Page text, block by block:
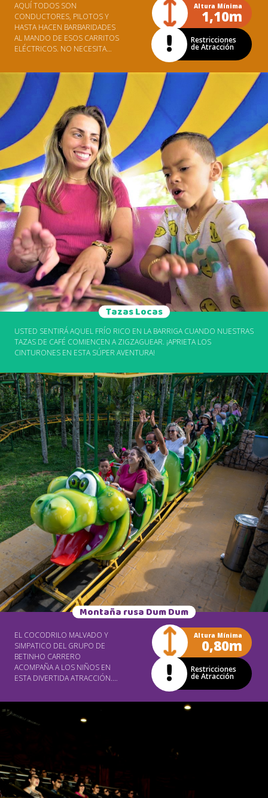
AQUÍ TODOS SON
CONDUCTORES, PILOTOS Y
HASTA HACEN BARBARIDADES
AL MANDO DE ESOS CARRITOS
ELÉCTRICOS. NO NECESITA
SÓLO DE MUCHO CORAJE.
Altura Mínima
1,10m
Restricciones
de Atracción
Tazas Locas
USTED SENTIRÁ AQUEL FRÍO RICO EN LA BARRIGA CUANDO NUESTRAS
TAZAS DE CAFÉ COMIENCEN A ZIGZAGUEAR. ¡APRIETA LOS
CINTURONES EN ESTA SÚPER AVENTURA!
Montaña rusa Dum Dum
EL COCODRILO MALVADO Y
SIMPATICO DEL GRUPO DE
BETINHO CARRERO
ACOMPAÑA A LOS NIÑOS EN
ESTA DIVERTIDA ATRACCIÓN.
FUE DISEÑADA PARA OFRECER
EMOCIÓN PARA LOS
Altura Mínima
0,80m
Restricciones
de Atracción